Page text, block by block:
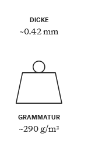
DICKE
~0.42 mm
GRAMMATUR
~290 g/m²